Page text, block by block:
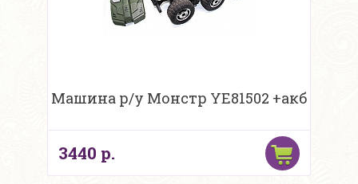
Машина р/у Монстр YE81502 +акб
3440 р.